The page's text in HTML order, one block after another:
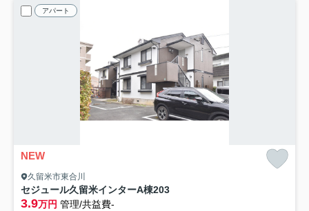
アパート
NEW
久留米市東合川
セジュール久留米インターA棟203
3.9万円 管理/共益費-